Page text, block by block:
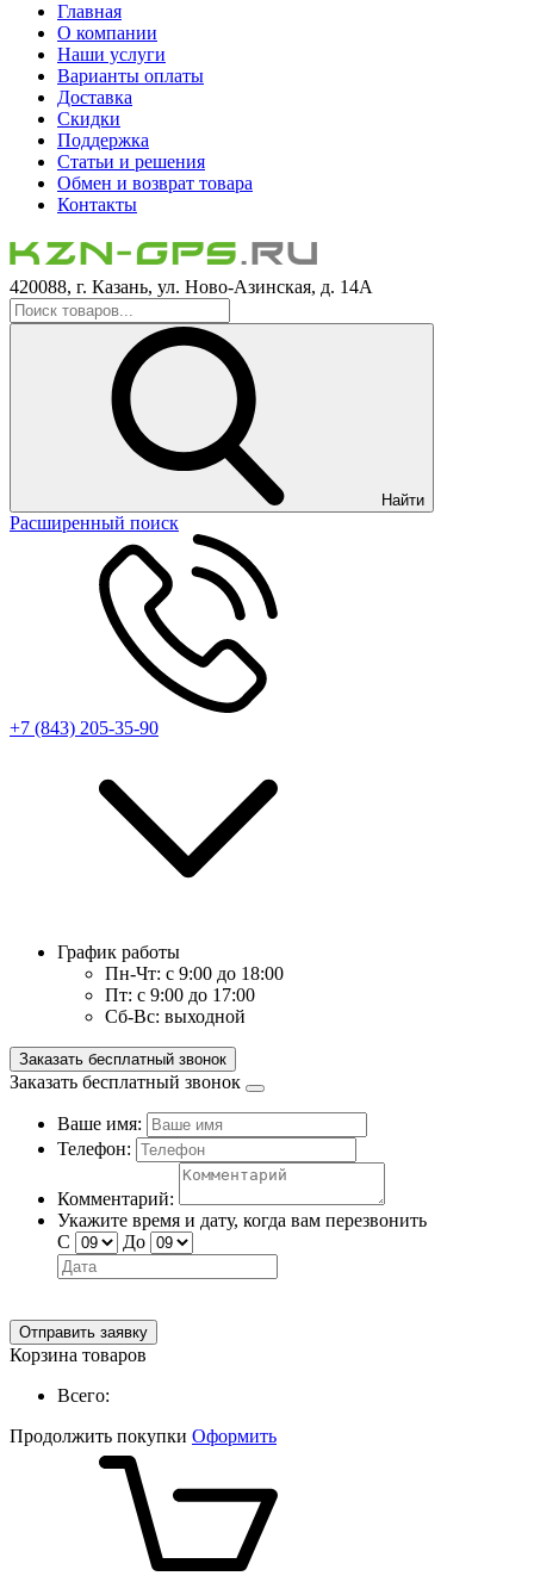
Главная
О компании
Наши услуги
Варианты оплаты
Доставка
Скидки
Поддержка
Статьи и решения
Обмен и возврат товара
Контакты
420088, г. Казань, ул. Ново-Азинская, д. 14А
Найти
Расширенный поиск
+7 (843) 205-35-90
График работы
Пн-Чт: с 9:00 до 18:00
Пт: с 9:00 до 17:00
Сб-Вс: выходной
Заказать бесплатный звонок
Заказать бесплатный звонок
Ваше имя:
Телефон:
Комментарий:
Укажите время и дату, когда вам перезвонить
С
До
Отправить заявку
Корзина товаров
Всего:
Продолжить покупки Оформить